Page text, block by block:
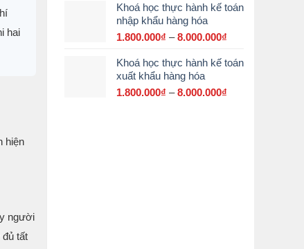
hai
hiện
người
tất
từ
đến
Khoá học thực hành kế toán
nhập khẩu hàng hóa
1.800.000₫ – 8.000.000₫
từ
Khoá học thực hành kế toán
xuất khẩu hàng hóa
1.800.000₫ – 8.000.000₫